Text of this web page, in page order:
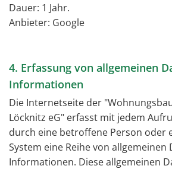
Dauer: 1 Jahr.
Anbieter: Google
4. Erfassung von allgemeinen
Informationen
Die Internetseite der
Löcknitz eG" erfasst mit jedem
durch eine betroffene Person oder
System eine Reihe von allgemeinen
Informationen. Diese allgemeinen